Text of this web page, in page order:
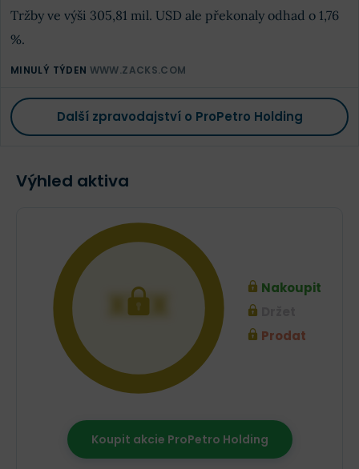
Tržby ve výši 305,81 mil. USD ale překonaly odhad o 1,76
%.
MINULÝ TÝDEN WWW.ZACKS.COM
Další zpravodajství o ProPetro Holding
Výhled aktiva
XXX
Nakoupit
Prodat
Koupit akcie ProPetro Holding